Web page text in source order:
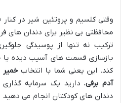
وقتی کلسیم و پروتئین شیر در کنار
محافظتی بی نظیر برای دندان های
ترکیب نه تنها از پوسیدگی
بازسازی قسمت های آسیب دیده
کند. این یعنی شما با انتخاب
آدم برفی، دارید یک سرمایه
دندان های کودکتان انجام می